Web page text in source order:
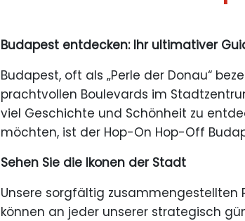
Budapest entdecken: Ihr ultimativer
Budapest, oft als „Perle der Donau“
prachtvollen Boulevards im
viel Geschichte und Schönheit zu
möchten, ist der Hop-On Hop-Off
Sehen Sie die Ikonen der Stadt
Unsere sorgfältig zusammengestellten
können an jeder unserer strategisch